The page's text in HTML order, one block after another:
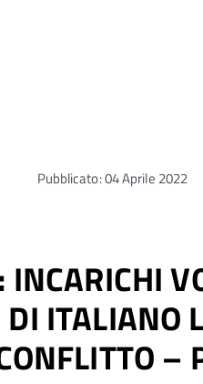
Pubblicato: 04 Aprile 2022
INCARICHI
ITALIANO
–